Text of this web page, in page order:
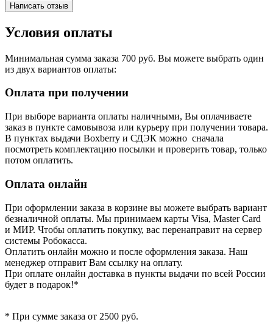
Написать отзыв
Условия оплаты
Минимальная сумма заказа 700 руб. Вы можете выбрать один
из двух вариантов оплаты:
Оплата при получении
При выборе варианта оплаты наличными, Вы оплачиваете
заказ в пункте самовывоза или курьеру при получении товара.
В пунктах выдачи Boxberry и СДЭК можно сначала
посмотреть комплектацию посылки и проверить товар, только
потом оплатить.
Оплата онлайн
При оформлении заказа в корзине вы можете выбрать вариант
безналичной оплаты. Мы принимаем карты Visa, Master Card
и МИР. Чтобы оплатить покупку, вас перенаправит на сервер
системы Робокасса.
Оплатить онлайн можно и после оформления заказа. Наш
менеджер отправит Вам ссылку на оплату.
При оплате онлайн доставка в пункты выдачи по всей России
будет в подарок!*
* При сумме заказа от 2500 руб.